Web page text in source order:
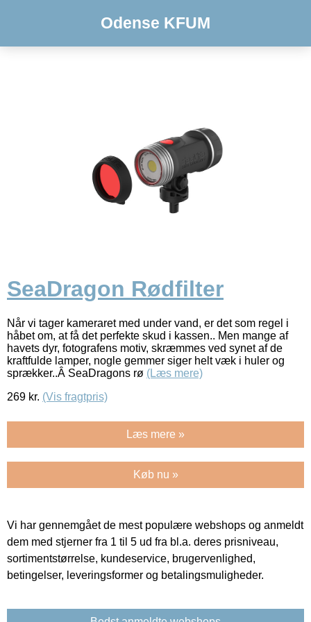
Odense KFUM
SeaDragon Rødfilter
Når vi tager kameraret med under vand, er det som regel i
håbet om, at få det perfekte skud i kassen.. Men mange af
havets dyr, fotografens motiv, skræmmes ved synet af de
kraftfulde lamper, nogle gemmer siger helt væk i huler og
sprækker..Â SeaDragons rø (Læs mere)
269 kr. (Vis fragtpris)
Læs mere »
Køb nu »
Vi har gennemgået de mest populære webshops og anmeldt
dem med stjerner fra 1 til 5 ud fra bl.a. deres prisniveau,
sortimentstørrelse, kundeservice, brugervenlighed,
betingelser, leveringsformer og betalingsmuligheder.